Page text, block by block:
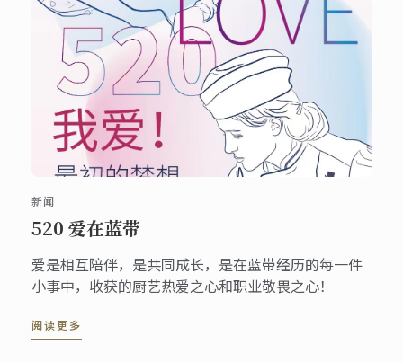
新闻
520 爱在蓝带
爱是相互陪伴，是共同成长，是在蓝带经历的每一件
小事中，收获的厨艺热爱之心和职业敬畏之心！
阅读更多